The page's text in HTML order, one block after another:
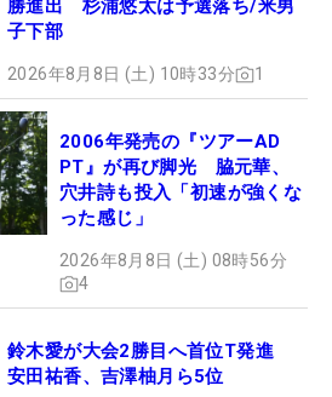
勝進出 杉浦悠太は予選落ち/米男
子下部
2026年8月8日 (土) 10時33分 1
2006年発売の『ツアーAD
PT』が再び脚光 脇元華、
穴井詩も投入「初速が強くな
った感じ」
2026年8月8日 (土) 08時56分
4
鈴木愛が大会2勝目へ首位T発進
安田祐香、吉澤柚月ら5位